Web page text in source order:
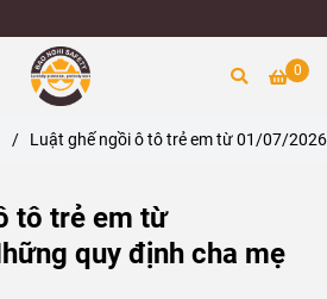
0
/ Luật ghế ngồi ô tô trẻ em từ 01/07/
tô trẻ em từ
quy định cha mẹ